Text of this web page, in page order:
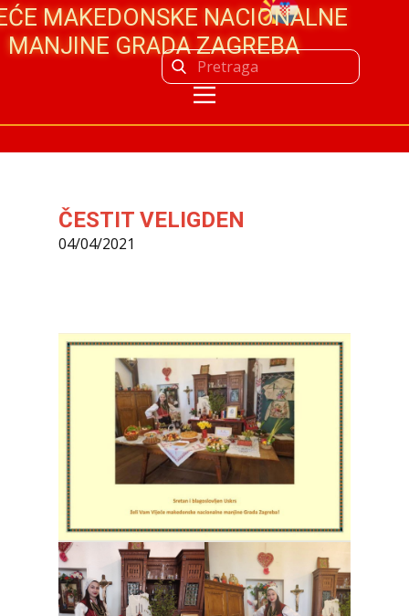
MAKEDONSKE NACIONALNE
MANJINE GRADA ZAGREBA
ČESTIT VELIGDEN
04/04/2021